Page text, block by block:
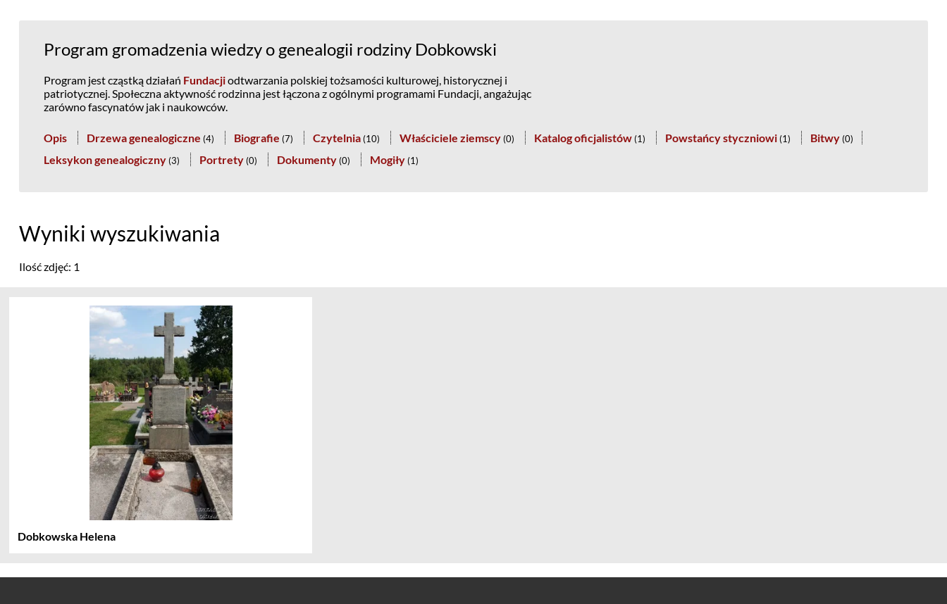
Program gromadzenia wiedzy o genealogii rodziny Dobkowski
Program jest cząstką działań Fundacjiodtwarzania polskiej tożsamości kulturowej, historycznej i
patriotycznej. Społeczna aktywność rodzinna jest łączona z ogólnymi programami Fundacji, angażując
zarówno fascynatów jak i naukowców.
Opis Drzewa genealogiczne (4) Biografie (7) Czytelnia (10) Właściciele ziemscy (0) Katalog oficjalistów (1) Powstańcy styczniowi (1) Bitwy (0)
Leksykon genealogiczny (3) Portrety (0) Dokumenty (0) Mogiły (1)
Wyniki wyszukiwania
Ilość zdjęć: 1
Dobkowska Helena